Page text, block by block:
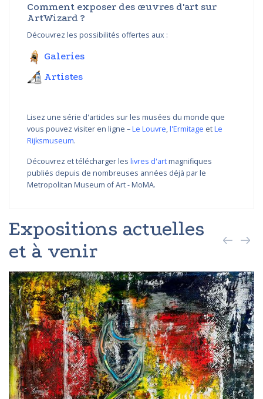
Comment exposer des œuvres d'art sur
ArtWizard ?
Découvrez les possibilités offertes aux :
Galeries
Artistes
Lisez une série d'articles sur les musées du monde que
vous pouvez visiter en ligne –Le Louvre,l'Ermitage etLe
Rijksmuseum.
Découvrez et télécharger les livres d'artmagnifiques
publiés depuis de nombreuses années déjà par le
Metropolitan Museum of Art - MoMA.
Expositions actuelles
et à venir